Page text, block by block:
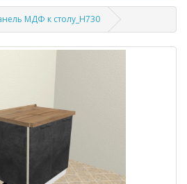
МДФ к столу_Н730